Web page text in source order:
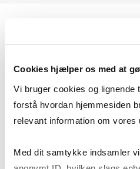
Cookies hjælper os med at
Vi bruger cookies og lignende
forstå hvordan hjemmesiden
relevant information om vores
Med dit samtykke indsamler
Geopolitik og
navigerer man som